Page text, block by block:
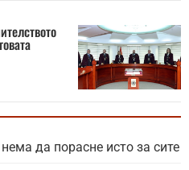
да порасне исто за сите